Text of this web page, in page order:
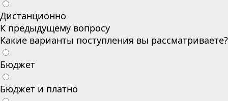
Дистанционно
К предыдущему вопросу
Какие варианты поступления вы рассматриваете?
Бюджет
Бюджет и платно